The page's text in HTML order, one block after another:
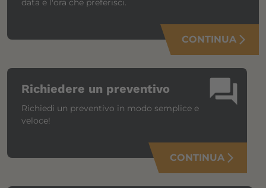
data e l'ora che preferisci.
CONTINUA arrow_forward_ios
question_answer
Richiedere un preventivo
Richiedi un preventivo in modo semplice e
veloce!
CONTINUA arrow_forward_ios